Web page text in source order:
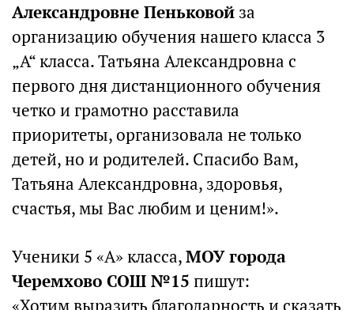
Александровне Пеньковой за
организацию обучения нашего класса 3
„А“ класса. Татьяна Александровна с
первого дня дистанционного обучения
четко и грамотно расставила
приоритеты, организовала не только
детей, но и родителей. Спасибо Вам,
Татьяна Александровна, здоровья,
счастья, мы Вас любим и ценим!».
Ученики 5 «А» класса,МОУ города
Черемхово СОШ №15 пишут: